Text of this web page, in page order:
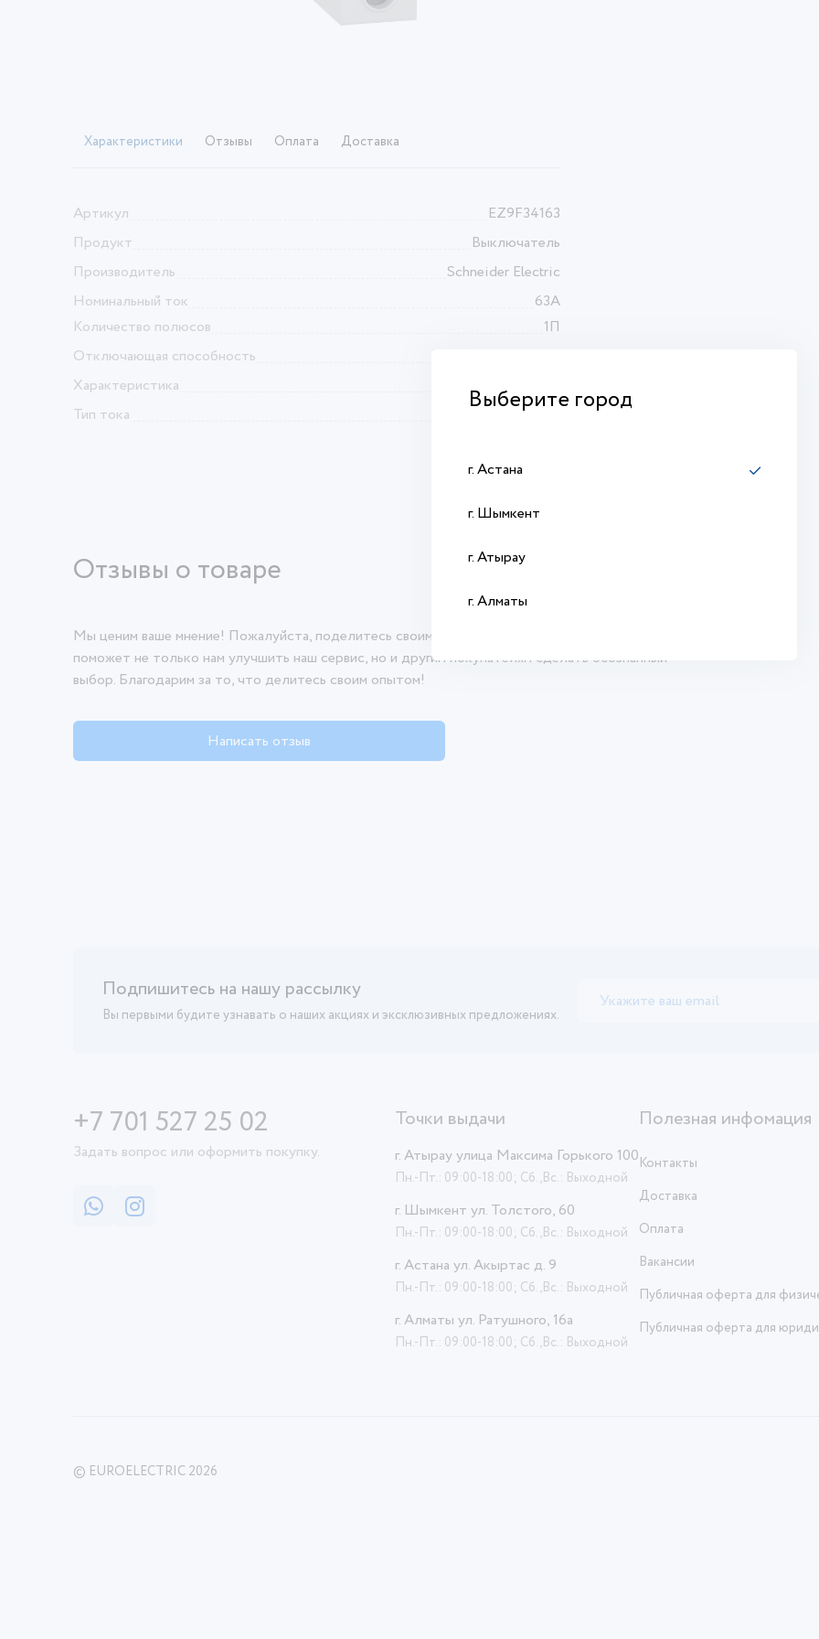
Выберите город
г. Астана
г. Шымкент
г. Атырау
г. Алматы
Характеристики Отзывы Оплата Доставка
Артикул
EZ9F34163
Продукт
Выключатель
Производитель
Schneider Electric
Номинальный ток
63А
Количество полюсов
1П
Отключающая способность
Характеристика
Тип тока
Отзывы о товаре
Мы ценим ваше мнение! Пожалуйста, поделитесь своими впечатлениями о продукте. Ваш отзыв
поможет не только нам улучшить наш сервис, но и другим покупателям сделать осознанный
выбор. Благодарим за то, что делитесь своим опытом!
Написать отзыв
Подпишитесь на нашу рассылку
Вы первыми будите узнавать о наших акциях и эксклюзивных предложениях.
+7 701 527 25 02
Задать вопрос или оформить покупку.
Точки выдачи
г. Атырау улица Максима Горького 100
Пн.-Пт.: 09:00-18:00; Сб.,Вс.: Выходной
г. Шымкент ул. Толстого, 60
Пн.-Пт.: 09:00-18:00; Сб.,Вс.: Выходной
г. Астана ул. Акыртас д. 9
Пн.-Пт.: 09:00-18:00; Сб.,Вс.: Выходной
г. Алматы ул. Ратушного, 16а
Пн.-Пт.: 09:00-18:00; Сб.,Вс.: Выходной
Полезная инфомация
Контакты
Доставка
Оплата
Вакансии
Публичная оферта для
Публичная оферта для
© EUROELECTRIC 2026